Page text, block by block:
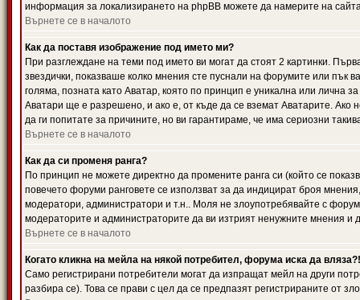
информация за локализирането на phpBB можете да намерите на
Върнете се в началото
Как да поставя изображение под името ми?
При разглеждане на теми под името ви могат да стоят 2 картинки.
звездички, показваше колко мнения сте пуснали на форумите или пък
голяма, позната като Аватар, която по принцип е уникална или лична
Аватари ще е разрешено, и ако е, от къде да се вземат Аватарите.
да ги попитате за причините, но ви гарантираме, че има сериозни
Върнете се в началото
Как да си променя ранга?
По принцип не можете директно да промените ранга си (който се
повечето форуми ранговете се използват за да индицират броя
модератори, администратори и т.н.. Моля не злоупотребявайте с
модераторите и администраторите да ви изтрият ненужните мнения и
Върнете се в началото
Когато кликна на мейла на някой потребител, форума иска да вляза?!
Само регистрирани потребители могат да изпращат мейл на други
разбира се). Това се прави с цел да се предпазят регистрираните от